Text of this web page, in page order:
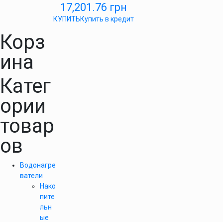
17,201.76 грн
КУПИТЬКупить в кредит
Корз
ина
Катег
ории
товар
ов
Водонагре
ватели
Нако
пите
льн
ые